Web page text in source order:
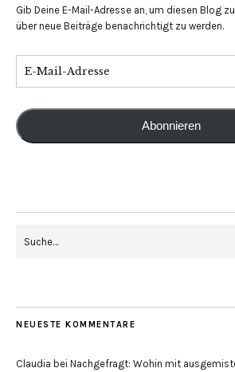
Gib Deine E-Mail-Adresse an, um diesen Blog
über neue Beiträge benachrichtigt zu werden.
Abonnieren
NEUESTE KOMMENTARE
Claudia bei Nachgefragt: Wohin mit